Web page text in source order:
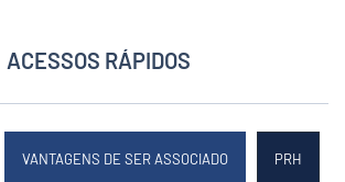
ACESSOS RÁPIDOS
VANTAGENS DE SER ASSOCIADO PRH